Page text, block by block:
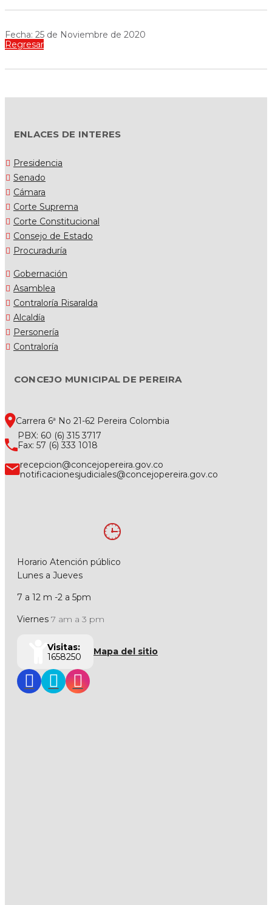
Fecha: 25 de Noviembre de 2020
Regresar
ENLACES DE INTERES
Presidencia
Senado
Cámara
Corte Suprema
Corte Constitucional
Consejo de Estado
Procuraduría
Gobernación
Asamblea
Contraloría Risaralda
Alcaldía
Personería
Contraloría
CONCEJO MUNICIPAL DE PEREIRA
Carrera 6ª No 21-62 Pereira Colombia
PBX: 60 (6) 315 3717
Fax: 57 (6) 333 1018
recepcion@concejopereira.gov.co
notificacionesjudiciales@concejopereira.gov.co
Horario Atención público
Lunes a Jueves
7 a 12 m -2 a 5pm
Viernes 7 am a 3 pm
Visitas:
1658250
Mapa del sitio